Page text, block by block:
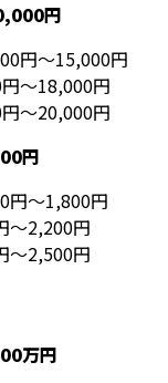
円
円～15,000円
～18,000円
～20,000円
円
円～1,800円
～2,200円
～2,500円
万円